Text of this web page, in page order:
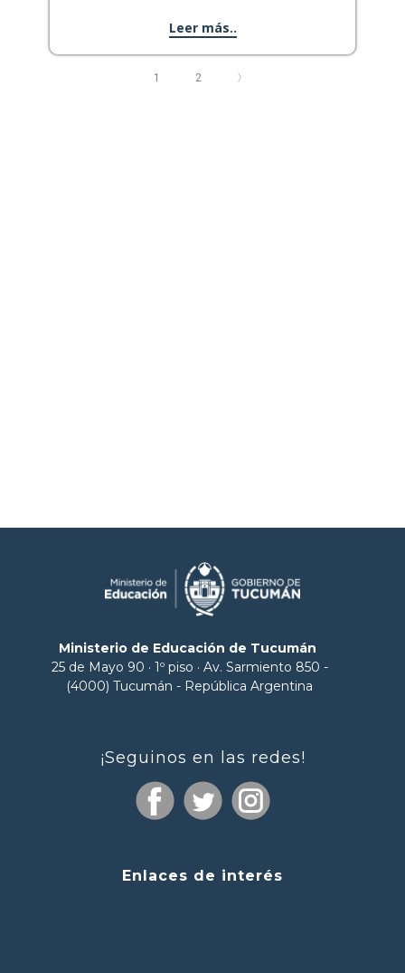
Leer más..
1 2 〉
Ministerio de Educación de Tucumán
25 de Mayo 90 · 1º piso · Av. Sarmiento 850 -
(4000) Tucumán - República Argentina
¡Seguinos en las redes!
Enlaces de interés